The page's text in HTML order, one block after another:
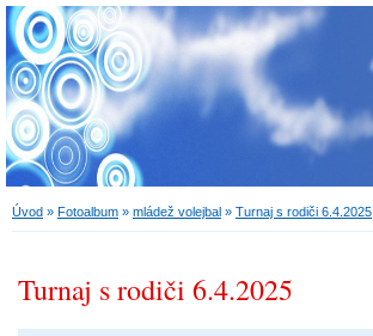
Úvod » Fotoalbum » mládež volejbal » Turnaj s rodiči 6.4.2025
Turnaj s rodiči 6.4.2025